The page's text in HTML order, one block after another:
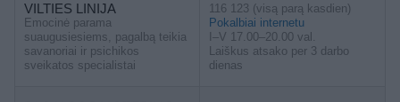
VILTIES LINIJA
Emocinė parama
suaugusiesiems, pagalbą teikia
savanoriai ir psichikos
sveikatos specialistai
116 123 (visą parą kasdien)
Pokalbiai internetu
I–V 17.00–20.00 val.
Laiškus atsako per 3 darbo
dienas